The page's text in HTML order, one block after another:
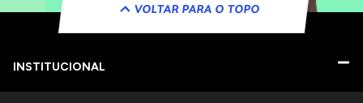
VOLTAR PARA O TOPO
INSTITUCIONAL